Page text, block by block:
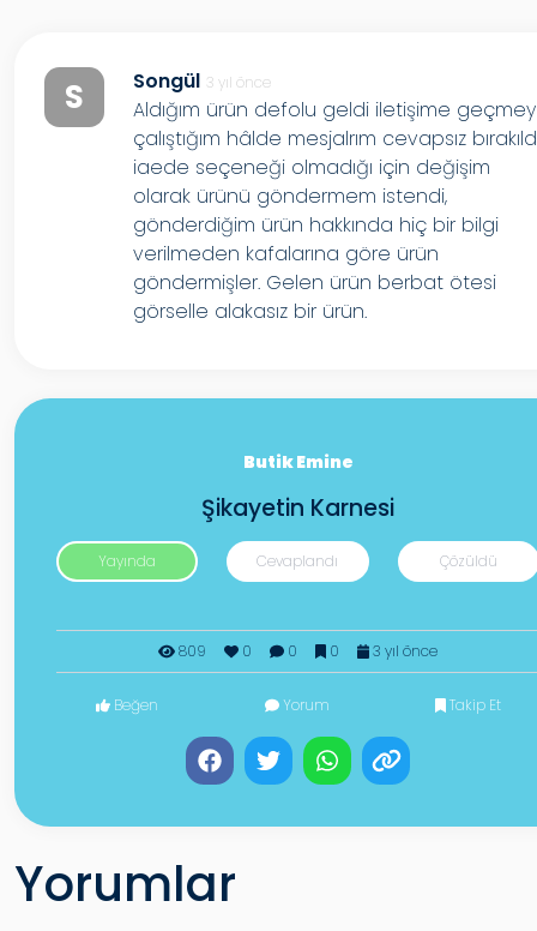
S Songül 3 yıl önce
Aldığım ürün defolu geldi iletişime
çalıştığım hâlde mesjalrım cevapsız
iaede seçeneği olmadığı için değişim
olarak ürünü göndermem istendi,
gönderdiğim ürün hakkında hiç bir bilgi
verilmeden kafalarına göre ürün
göndermişler. Gelen ürün berbat ötesi
görselle alakasız bir ürün.
Butik Emine
Şikayetin Karnesi
Yayında Cevaplandı Çözüldü
809 0 0 0 3 yıl önce
Beğen Yorum Takip Et
Yorumlar